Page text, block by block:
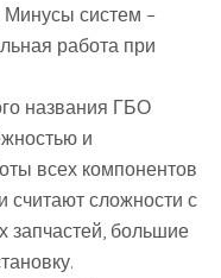
Минусы систем –
работа при
названия ГБО
и
всех компонентов
считают сложности с
запчастей, большие